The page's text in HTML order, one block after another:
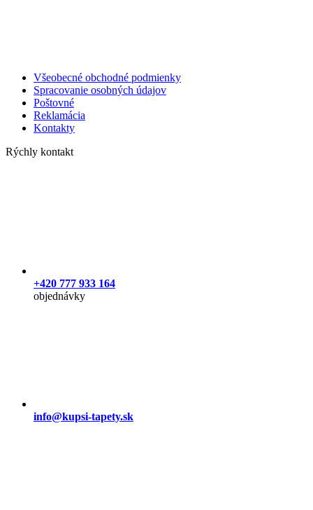
Všeobecné obchodné podmienky
Spracovanie osobných údajov
Poštovné
Reklamácia
Kontakty
Rýchly kontakt
+420 777 933 164
objednávky
info@kupsi-tapety.sk